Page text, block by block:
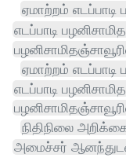
ஏமாற்றம் எடப்பாடி
எடப்பாடி
ஏமாற்றம் எடப்பாடி
எடப்பாடி
நிதிநிலை
அமைச்சர்